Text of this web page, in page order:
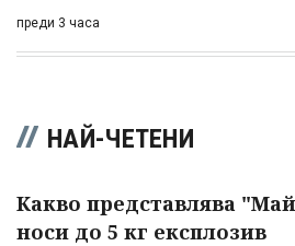
преди 3 часа
НАЙ-ЧЕТЕНИ
Какво представлява
носи до 5 кг експлозив